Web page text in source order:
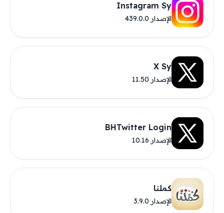
Instagram Sy
الإصدار 439.0.0
X Sy
الإصدار 11.50
BHTwitter Login
الإصدار 10.16
كملنا
الإصدار 3.9.0